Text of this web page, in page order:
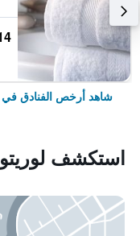
شاهد أرخص الفنادق في
استكشف لوريتو